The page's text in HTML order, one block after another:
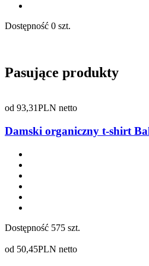
Dostępność 0 szt.
Pasujące produkty
od 93,31PLN netto
Damski organiczny t-shirt
Dostępność 575 szt.
od 50,45PLN netto